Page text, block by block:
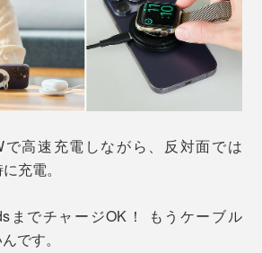
で高速充電しながら、反対面では
充電。
までチャージOK！ もうケーブル
です。